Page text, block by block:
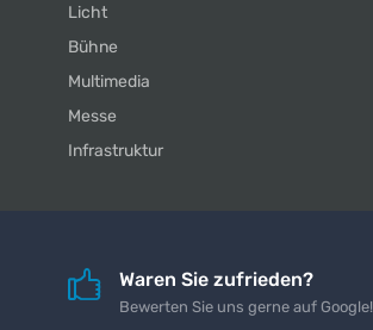
Licht
Bühne
Multimedia
Messe
Infrastruktur
Waren Sie zufrieden?
Bewerten Sie uns gerne auf Google!